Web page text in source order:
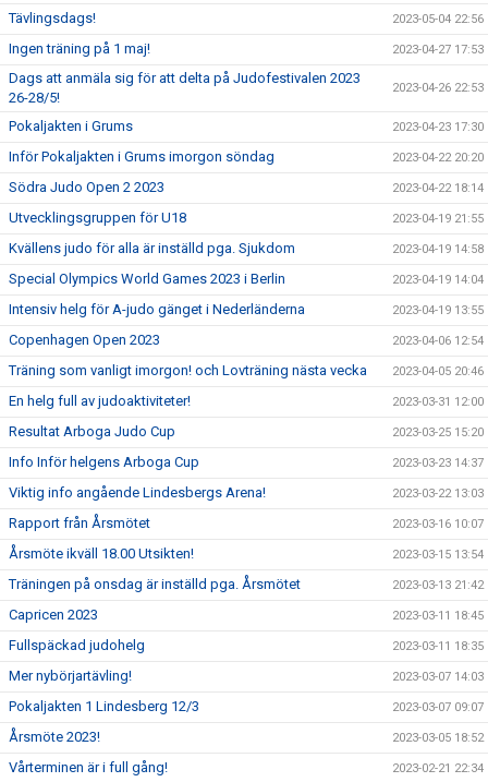
Tävlingsdags! 2023-05-04 22:56
Ingen träning på 1 maj! 2023-04-27 17:53
Dags att anmäla sig för att delta på Judofestivalen 2023
26-28/5!
2023-04-26 22:53
Pokaljakten i Grums 2023-04-23 17:30
Inför Pokaljakten i Grums imorgon söndag 2023-04-22 20:20
Södra Judo Open 2 2023 2023-04-22 18:14
Utvecklingsgruppen för U18 2023-04-19 21:55
Kvällens judo för alla är inställd pga. Sjukdom 2023-04-19 14:58
Special Olympics World Games 2023 i Berlin 2023-04-19 14:04
Intensiv helg för A-judo gänget i Nederländerna 2023-04-19 13:55
Copenhagen Open 2023 2023-04-06 12:54
Träning som vanligt imorgon! och Lovträning nästa vecka 2023-04-05 20:46
En helg full av judoaktiviteter! 2023-03-31 12:00
Resultat Arboga Judo Cup 2023-03-25 15:20
Info Inför helgens Arboga Cup 2023-03-23 14:37
Viktig info angående Lindesbergs Arena! 2023-03-22 13:03
Rapport från Årsmötet 2023-03-16 10:07
Årsmöte ikväll 18.00 Utsikten! 2023-03-15 13:54
Träningen på onsdag är inställd pga. Årsmötet 2023-03-13 21:42
Capricen 2023 2023-03-11 18:45
Fullspäckad judohelg 2023-03-11 18:35
Mer nybörjartävling! 2023-03-07 14:03
Pokaljakten 1 Lindesberg 12/3 2023-03-07 09:07
Årsmöte 2023! 2023-03-05 18:52
Vårterminen är i full gång! 2023-02-21 22:34